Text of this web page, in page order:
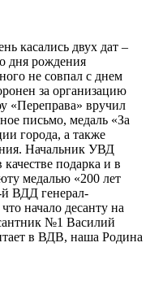
касались двух дат –
дня рождения
не совпал с днем
за организацию
«Переправа» вручил
письмо, медаль «За
города, а также
Начальник УВД
подарка и в
медалью «200 лет
ВДД генерал-
начало десанту на
№1 Василий
в ВДВ, наша Родина